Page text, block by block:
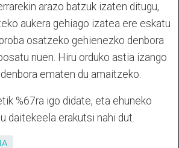
arazo batzuk izaten ditugu,
aukera gehiago izatea ere eskatu
osatzeko gehienezko denbora
nuen. Hiru orduko astia izango
ematen du amaitzeko.
%67ra igo didate, eta ehuneko
daitekeela erakutsi nahi dut.